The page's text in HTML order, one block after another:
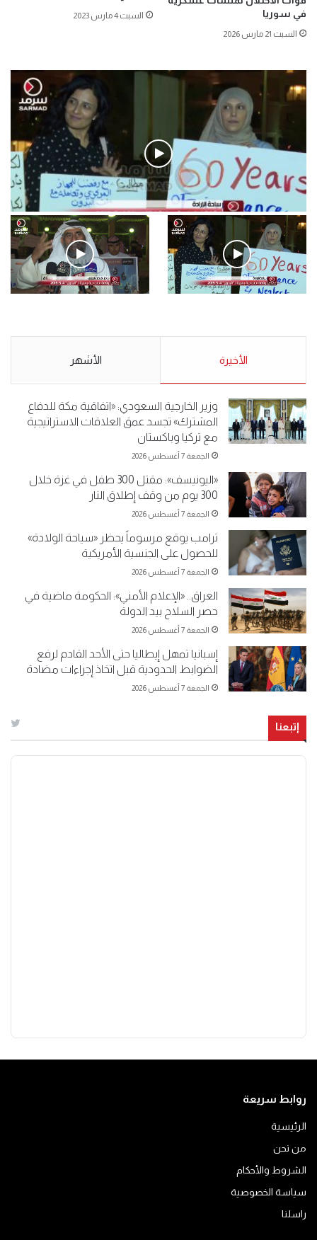
في سوريا
السبت 21 مارس 2026
السبت 4 مارس 2023
فيديو
.وقفة احتجاجية رمزية لـ”#البدون” في ساحة الإرادة 4-5-2019.
الأحد 5 مايو 2019
5-2019.
نبيع مخدرات يعني ولا خمر؟!.
الأخيرة الأشهر
وزير الخارجية السعودي: «اتفاقية مكة للدفاع
المشترك» تجسد عمق العلاقات الاستراتيجية
مع تركيا وباكستان
الجمعة 7 أغسطس 2026
«اليونيسف»: مقتل 300 طفل في غزة خلال
300 يوم من وقف إطلاق النار
الجمعة 7 أغسطس 2026
ترامب يوقع مرسوماً يحظر «سياحة الولادة»
للحصول على الجنسية الأمريكية
الجمعة 7 أغسطس 2026
العراق.. «الإعلام الأمني»: الحكومة ماضية في
حصر السلاح بيد الدولة
الجمعة 7 أغسطس 2026
إسبانيا تمهل إيطاليا حتى الأحد القادم لرفع
الضوابط الحدودية قبل اتخاذ إجراءات مضادة
الجمعة 7 أغسطس 2026
إتبعنا
روابط سريعة
الرئيسية
من نحن
الشروط والأحكام
سياسة الخصوصية
راسلنا